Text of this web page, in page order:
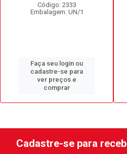
Código: 2333
Embalagem: UN/1
Faça seu login ou
cadastre-se para
ver preços e
comprar
Cadastre-se para